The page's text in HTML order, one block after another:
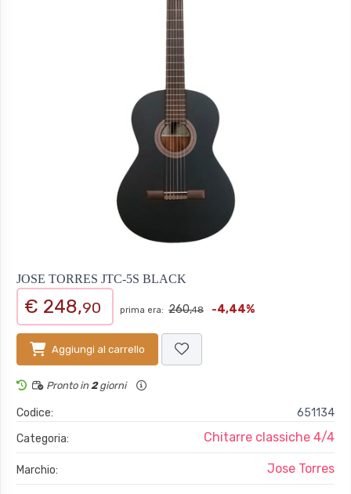
JOSE TORRES JTC-5S BLACK
€ 248,90 prima era: 260,48 -4,44%
Aggiungi al carrello
Pronto in 2giorni
Codice:
651134
Categoria:
Chitarre classiche 4/4
Marchio: Jose Torres